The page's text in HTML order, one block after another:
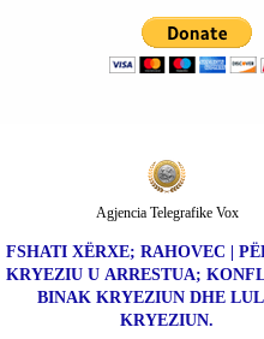
FSHATI XËRXE; RAHOVEC |
KRYEZIU U ARRESTUA;
BINAK KRYEZIUN DHE
KRYEZIUN.
Agjencia Telegrafike Vox